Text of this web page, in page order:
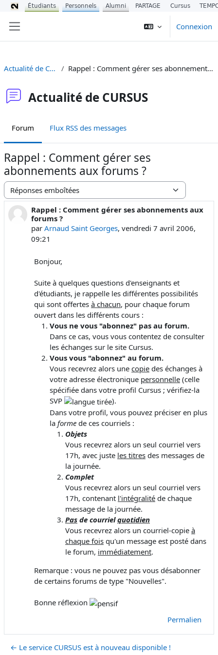
Connexion
Actualité de CURSUS Rappel : Comment gérer ses abonnements aux forums ?
Actualité de CURSUS
Forum Flux RSS des messages
Rappel : Comment gérer ses
abonnements aux forums ?
Type d’affichage
Rappel : Comment gérer ses abonnements aux
forums ?
parArnaud Saint Georges,vendredi 7 avril 2006,
09:21
Nombre de réponses : 0
Bonjour,
Suite à quelques questions d'enseignants et
d'étudiants, je rappelle les différentes possibilités
qui sont offertes à chacun, pour chaque forum
ouvert dans les différents cours :
Vous ne vous "abonnez" pas au forum.
Dans ce cas, vous vous contentez de consulter
les échanges sur le site Cursus.
Vous vous "abonnez" au forum.
Vous recevrez alors une copie des échanges à
votre adresse électronique personnelle (celle
spécifiée dans votre profil Cursus ; vérifiez-la
SVP
).
Dans votre profil, vous pouvez préciser en plus
la forme de ces courriels :
Objets
Vous recevrez alors un seul courriel vers
17h, avec juste les titres des messages de
la journée.
Complet
Vous recevrez alors un seul courriel vers
17h, contenant l'intégralité de chaque
message de la journée.
Pas de courrielquotidien
Vous recevrez alors un courriel-copie à
chaque fois qu'un message est posté dans
le forum, immédiatement.
Remarque : vous ne pouvez pas vous désabonner
de certains forums de type "Nouvelles".
Bonne réflexion
Permalien
← Le service CURSUS est à nouveau disponible !
Étudiants Personnels Alumni PARTAGE Cursus